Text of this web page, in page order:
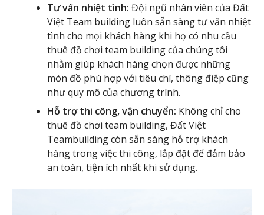
Tư vấn nhiệt tình: Đội ngũ nhân viên của Đất
Việt Team building luôn sẵn sàng tư vấn nhiệt
tình cho mọi khách hàng khi họ có nhu cầu
thuê đồ chơi team building của chúng tôi
nhằm giúp khách hàng chọn được những
món đồ phù hợp với tiêu chí, thông điệp cũng
như quy mô của chương trình.
Hỗ trợ thi công, vận chuyển: Không chỉ cho
thuê đồ chơi team building, Đất Việt
Teambuilding còn sẵn sàng hỗ trợ khách
hàng trong việc thi công, lắp đặt để đảm bảo
an toàn, tiện ích nhất khi sử dụng.